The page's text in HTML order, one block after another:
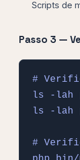
Scripts de
Passo 3 —
#
ls -lah
ls -lah
#